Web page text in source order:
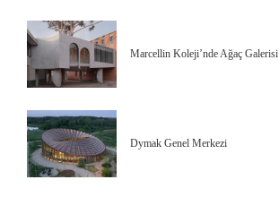
Marcellin Koleji’nde Ağaç Galerisi
Dymak Genel Merkezi